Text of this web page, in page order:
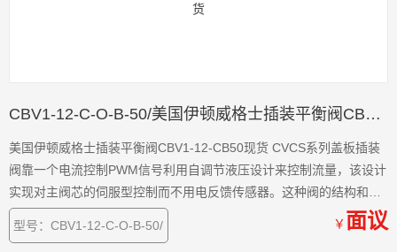
CBV1-12-C-O-B-50/美国伊顿威格士插装平衡阀CBV1-12-CB50现货
美国伊顿威格士插装平衡阀CBV1-12-CB50现货 CVCS系列盖板插装
阀靠一个电流控制PWM信号利用自调节液压设计来控制流量，该设计
实现对主阀芯的伺服型控制而不用电反馈传感器。这种阀的结构和特
征开辟了液压缸和马达
型号：CBV1-12-C-O-B-50/
￥ 面议